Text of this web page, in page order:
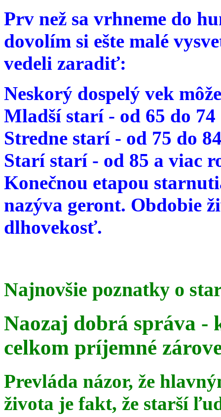
Prv než sa vrhneme do
dovolím si ešte malé
vedeli zaradiť:
Neskorý dospelý vek
Mladší starí - od 65 do
Stredne starí - od 75 do
Starí starí - od 85 a viac
Konečnou etapou
nazýva geront. Obdobie
dlhovekosť.
Najnovšie poznatky o
Naozaj dobrá správa -
celkom príjemné
Prevláda názor, že
života je fakt, že starší